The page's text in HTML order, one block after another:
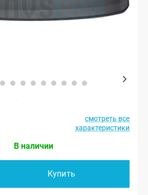
смотреть все
характеристики
В наличии
Купить